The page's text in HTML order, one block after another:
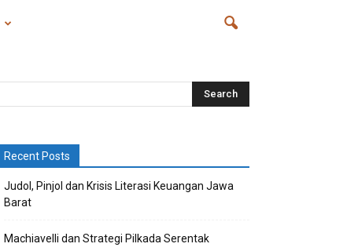
Recent Posts
Judol, Pinjol dan Krisis Literasi Keuangan Jawa
Barat
Machiavelli dan Strategi Pilkada Serentak